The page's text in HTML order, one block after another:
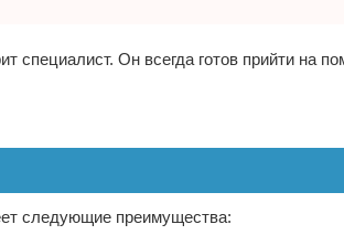
специалист. Он всегда готов прийти на
следующие преимущества: